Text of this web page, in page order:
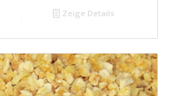
Zeige Details